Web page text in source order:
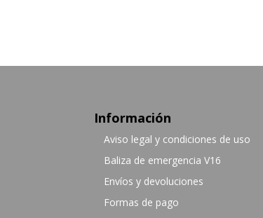
Información
Aviso legal y condiciones de uso
Baliza de emergencia V16
Envíos y devoluciones
Formas de pago